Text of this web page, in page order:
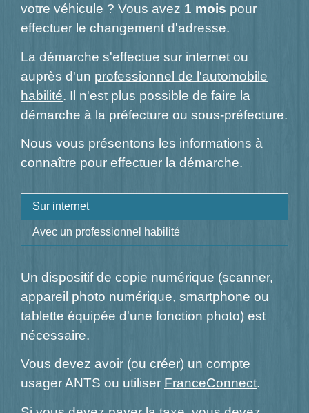
votre véhicule ? Vous avez 1 mois pour
effectuer le changement d'adresse.
La démarche s'effectue sur internet ou
auprès d'un professionnel de l'automobile
habilité. Il n'est plus possible de faire la
démarche à la préfecture ou sous-préfecture.
Nous vous présentons les informations à
connaître pour effectuer la démarche.
Sur internet
Avec un professionnel habilité
Un dispositif de copie numérique (scanner,
appareil photo numérique, smartphone ou
tablette équipée d'une fonction photo) est
nécessaire.
Vous devez avoir (ou créer) un compte
usager ANTS ou utiliser FranceConnect.